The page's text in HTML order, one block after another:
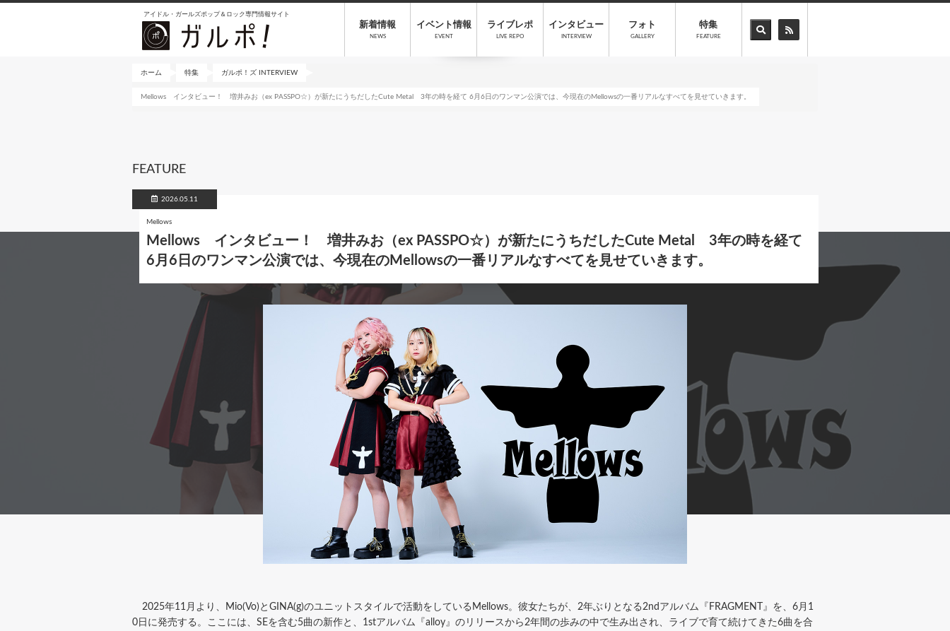
アイドル・ガールズポップ＆ロック専門情報サイト
新着情報
NEWS
イベント情報
EVENT
ライブレポ
LIVE REPO
インタビュー
INTERVIEW
フォト
GALLERY
特集
FEATURE
ホーム 特集 ガルポ！ズ INTERVIEW
Mellows インタビュー！ 増井みお（ex PASSPO☆）が新たにうちだしたCute Metal 3年の時を経て 6月6日のワンマン公演では、今現在のMellowsの一番リアルなすべてを見せていきます。
FEATURE
2026.05.11
Mellows
Mellows インタビュー！ 増井みお（ex PASSPO☆）が新たにうちだしたCute Metal 3年の時を経て
6月6日のワンマン公演では、今現在のMellowsの一番リアルなすべてを見せていきます。
2025年11月より、Mio(Vo)とGINA(g)のユニットスタイルで活動をしているMellows。彼女たちが、2年ぶりとなる2ndアルバム『FRAGMENT』を、6月1
0日に発売する。ここには、SEを含む5曲の新作と、1stアルバム『alloy』のリリースから2年間の歩みの中で生み出され、ライブで育て続けてきた6曲を合